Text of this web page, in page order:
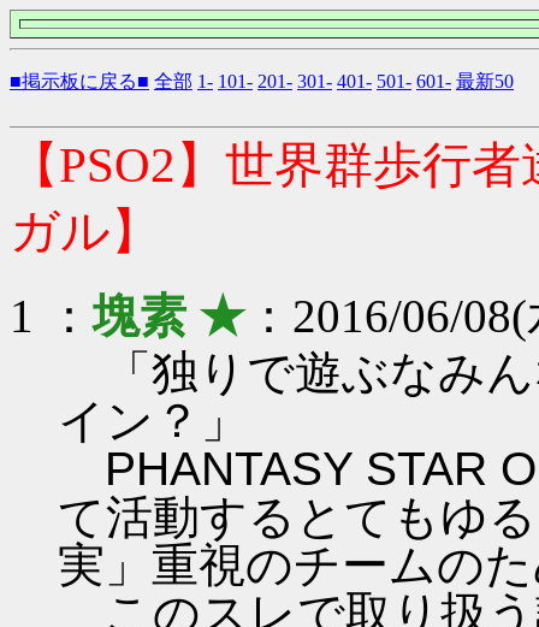
■掲示板に戻る■ 全部 1- 101- 201- 301- 401- 501- 601- 最新50
【PSO2】世界群歩行
ガル】
1 ：塊素 ★：2016/06/
「独りで遊ぶなみ
イン？」
PHANTASY STAR
て活動するとてもゆ
実」重視のチームの
このスレで取り扱